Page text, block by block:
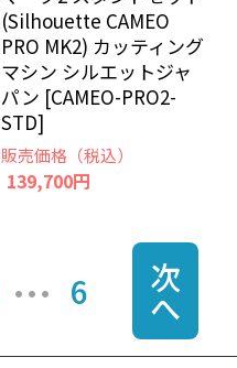
(Silhouette CAMEO
PRO MK2) カッティング
マシン シルエットジャ
パン [CAMEO-PRO2-
STD]
販売価格（税込）
139,700円
6 次
へ